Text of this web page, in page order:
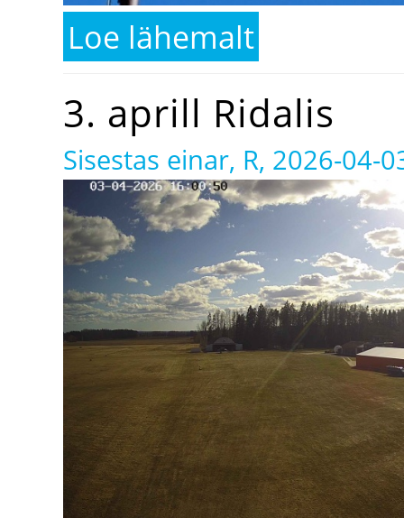
Loe lähemalt
3. aprill Ridalis
Sisestas einar, R, 2026-04-